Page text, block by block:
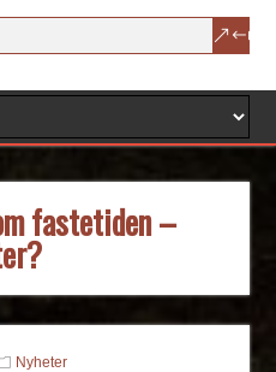
fastetiden –
Nyheter